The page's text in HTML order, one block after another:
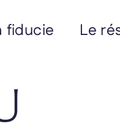
fiducie Le